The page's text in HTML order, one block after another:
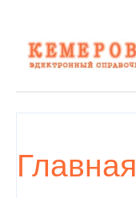
Главная